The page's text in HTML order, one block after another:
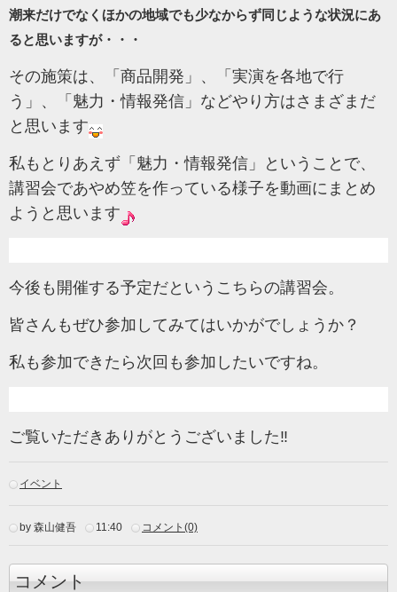
潮来だけでなくほかの地域でも少なからず同じような状況にあ
ると思いますが・・・
その施策は、「商品開発」、「実演を各地で行
う」、「魅力・情報発信」などやり方はさまざまだ
と思います
私もとりあえず「魅力・情報発信」ということで、
講習会であやめ笠を作っている様子を動画にまとめ
ようと思います
今後も開催する予定だというこちらの講習会。
皆さんもぜひ参加してみてはいかがでしょうか？
私も参加できたら次回も参加したいですね。
ご覧いただきありがとうございました‼
イベント
by 森山健吾 11:40 コメント(0)
コメント